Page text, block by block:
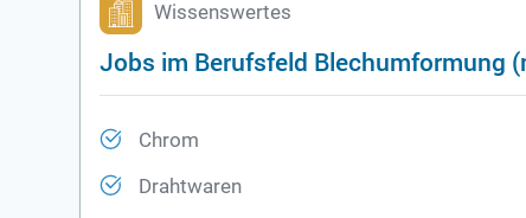
Wissenswertes
Jobs im Berufsfeld Blechumformung
Chrom
Drahtwaren